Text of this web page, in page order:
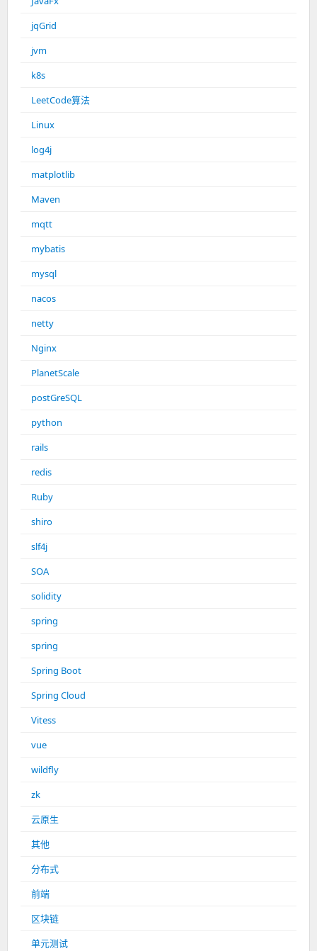
jqGrid
jvm
k8s
LeetCode算法
Linux
log4j
matplotlib
Maven
mqtt
mybatis
mysql
nacos
netty
Nginx
PlanetScale
postGreSQL
python
rails
redis
Ruby
shiro
slf4j
SOA
solidity
spring
spring
Spring Boot
Spring Cloud
Vitess
vue
wildfly
zk
云原生
其他
分布式
前端
区块链
单元测试